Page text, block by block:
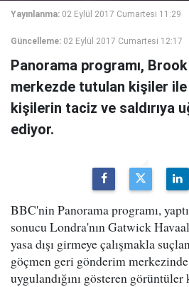
Yayınlanma: 02 Eylül 2017 Cumartesi 11:29
Güncelleme: 02 Eylül 2017 Cumartesi 12:17
Panorama programı,
merkezde tutulan kişiler
kişilerin taciz ve saldırıya
ediyor.
BBC'nin Panorama programı,
sonucu Londra'nın Gatwick
yasa dışı girmeye çalışmakla
göçmen geri gönderim
uygulandığını gösteren görüntüler